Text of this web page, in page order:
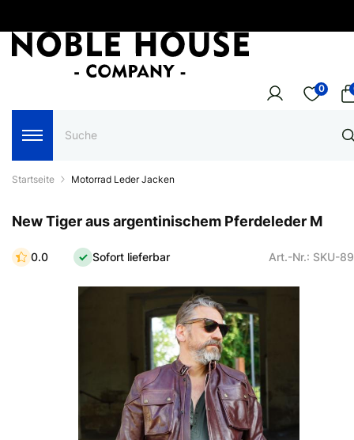
0
Startseite Motorrad Leder Jacken
New Tiger aus argentinischem Pferdeleder M
0.0 Sofort lieferbar Art.-Nr.: SKU-